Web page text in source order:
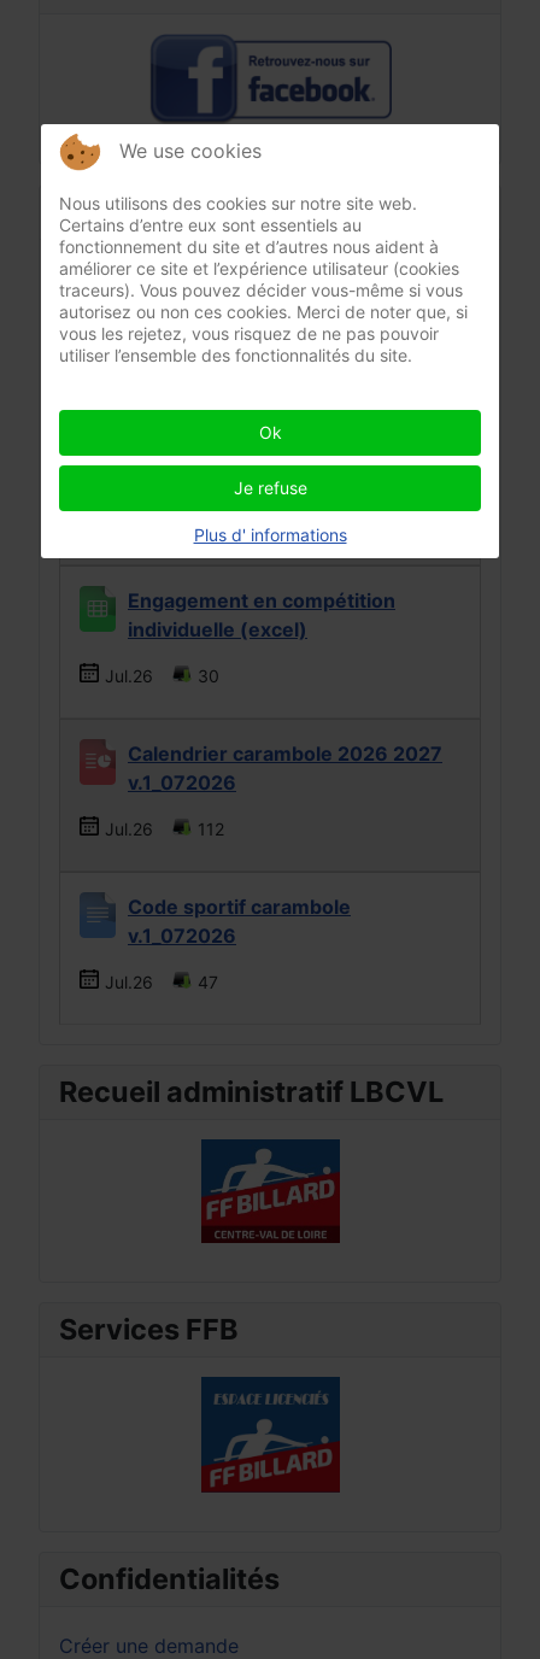
Derniers documents
Code sportif carambole FFB_Les
réformes 2026-2027
Engagement en compétition
individuelle (pdf)
Engagement en compétition
individuelle (excel)
Jul.26 30
Calendrier carambole 2026 2027
v.1_072026
Jul.26 112
Code sportif carambole
v.1_072026
Jul.26 47
Recueil administratif LBCVL
Services FFB
Confidentialités
Créer une demande
We use cookies
Nous utilisons des cookies sur notre site web.
Certains d’entre eux sont essentiels au
fonctionnement du site et d’autres nous aident à
améliorer ce site et l’expérience utilisateur (cookies
traceurs). Vous pouvez décider vous-même si vous
autorisez ou non ces cookies. Merci de noter que, si
vous les rejetez, vous risquez de ne pas pouvoir
utiliser l’ensemble des fonctionnalités du site.
Ok
Je refuse
Plus d' informations